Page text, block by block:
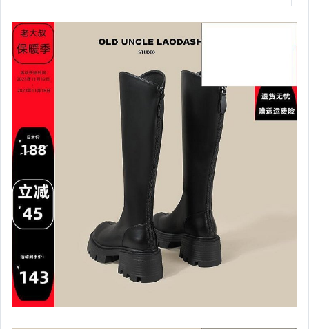
嬰幼兒與孕婦
汽機車精品百貨
玩具、模型與公仔
男性精品與服飾
女裝與服飾配件
偶像、球員卡與郵幣
女包精品與女鞋
家電與影音視聽